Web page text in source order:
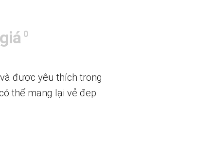
0
được yêu thích trong
thể mang lại vẻ đẹp